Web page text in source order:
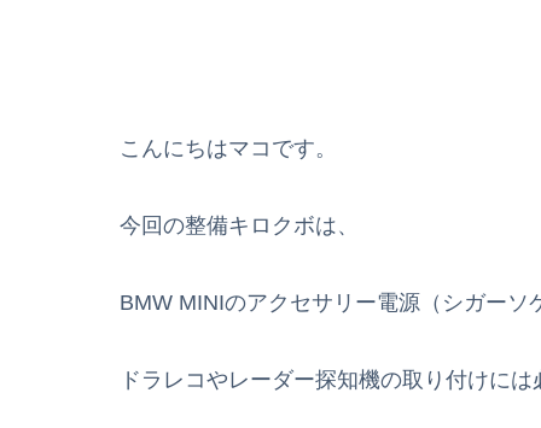
こんにちはマコです。
今回の整備キロクボは、
BMW MINIのアクセサリー電源（シガー
ドラレコやレーダー探知機の取り付けに